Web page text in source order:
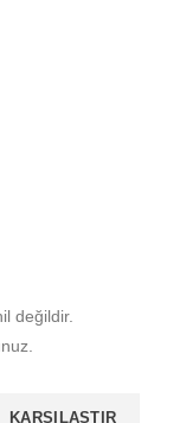
değildir.
KARŞILAŞTIR